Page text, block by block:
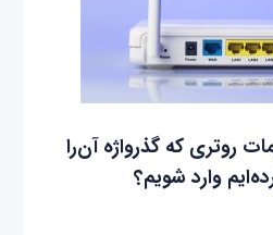
روتری که گذرواژه آن‌را
وارد شویم؟